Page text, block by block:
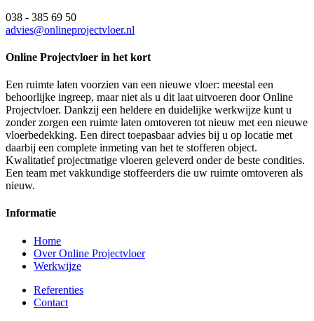
038 - 385 69 50
advies@onlineprojectvloer.nl
Online Projectvloer in het kort
Een ruimte laten voorzien van een nieuwe vloer: meestal een
behoorlijke ingreep, maar niet als u dit laat uitvoeren door Online
Projectvloer. Dankzij een heldere en duidelijke werkwijze kunt u
zonder zorgen een ruimte laten omtoveren tot nieuw met een nieuwe
vloerbedekking. Een direct toepasbaar advies bij u op locatie met
daarbij een complete inmeting van het te stofferen object.
Kwalitatief projectmatige vloeren geleverd onder de beste condities.
Een team met vakkundige stoffeerders die uw ruimte omtoveren als
nieuw.
Informatie
Home
Over Online Projectvloer
Werkwijze
Referenties
Contact